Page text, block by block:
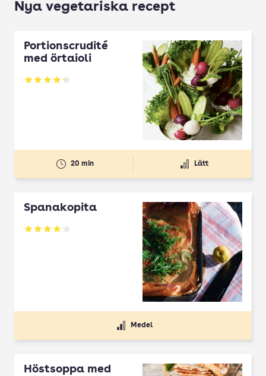
Nya vegetariska recept
Portionscrudité
med örtaioli
Betyg: 4.27 av 5
20 min Lätt
Spanakopita
Betyg: 4.1 av 5
Medel
Höstsoppa med